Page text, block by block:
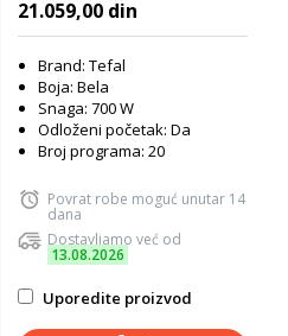
21.059,00 din
Brand: Tefal
Boja: Bela
Snaga: 700 W
Odloženi početak: Da
Broj programa: 20
Povrat robe moguć unutar 14
dana
Dostavljamo već od
13.08.2026
Uporedite proizvod